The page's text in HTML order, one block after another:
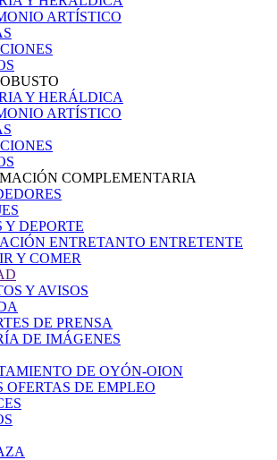
ARTÍSTICO
Y HERÁLDICA
ARTÍSTICO
COMPLEMENTARIA
Y DEPORTE
ENTRETANTO ENTRETENTE
Y COMER
Y AVISOS
DE PRENSA
DE IMÁGENES
DE OYÓN-OION
OFERTAS DE EMPLEO